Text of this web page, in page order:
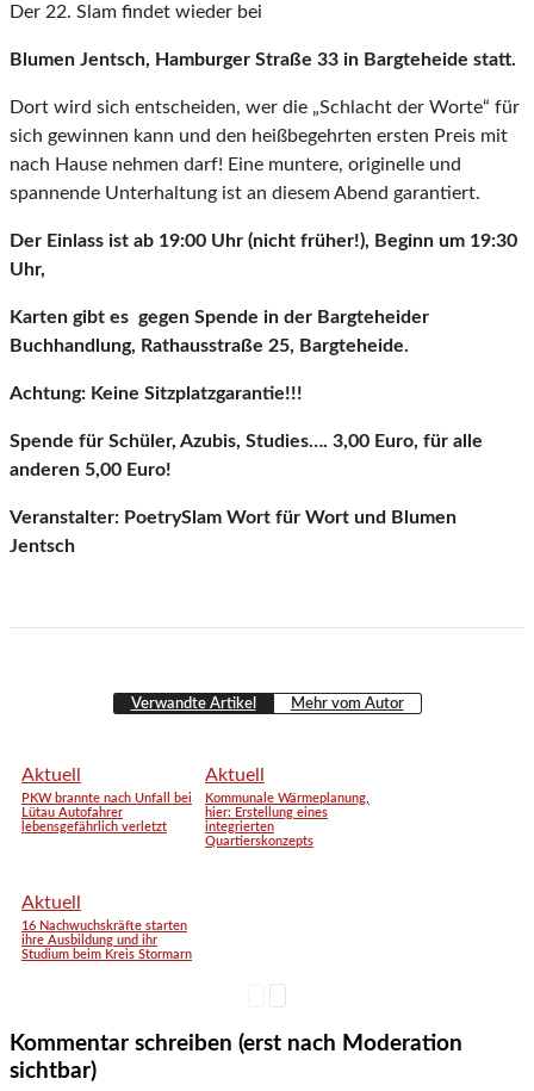
Der 22. Slam findet wieder bei
Blumen Jentsch, Hamburger Straße 33 in Bargteheide statt.
Dort wird sich entscheiden, wer die „Schlacht der Worte“ für
sich gewinnen kann und den heißbegehrten ersten Preis mit
nach Hause nehmen darf! Eine muntere, originelle und
spannende Unterhaltung ist an diesem Abend garantiert.
Der Einlass ist ab 19:00 Uhr (nicht früher!), Beginn um 19:30
Uhr,
Karten gibt es gegen Spende in der Bargteheider
Buchhandlung, Rathausstraße 25, Bargteheide.
Achtung: Keine Sitzplatzgarantie!!!
Spende für Schüler, Azubis, Studies…. 3,00 Euro, für alle
anderen 5,00 Euro!
Veranstalter: PoetrySlam Wort für Wort und Blumen
Jentsch
Verwandte Artikel Mehr vom Autor
Aktuell
PKW brannte nach Unfall bei
Lütau Autofahrer
lebensgefährlich verletzt
Aktuell
Kommunale Wärmeplanung,
hier: Erstellung eines
integrierten
Quartierskonzepts
Aktuell
16 Nachwuchskräfte starten
ihre Ausbildung und ihr
Studium beim Kreis Stormarn
Kommentar schreiben (erst nach Moderation
sichtbar)